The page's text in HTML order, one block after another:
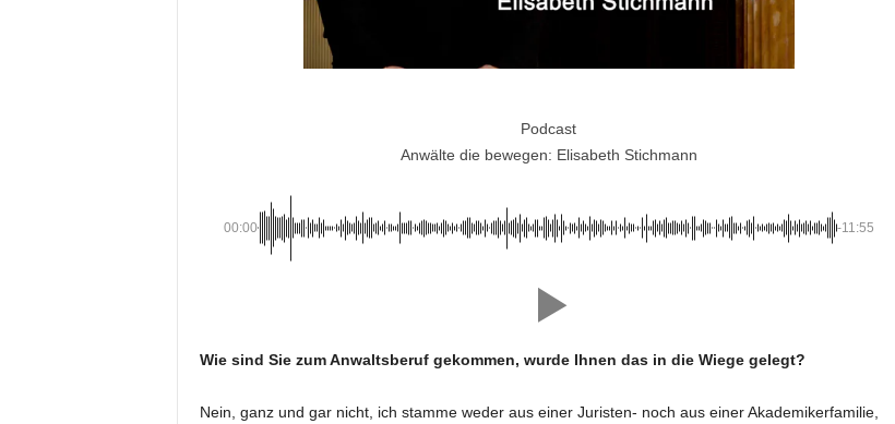
Podcast
Anwälte die bewegen: Elisabeth Stichmann
00:00 -11:55
Wie sind Sie zum Anwaltsberuf gekommen, wurde Ihnen das in die Wiege gelegt?
Nein, ganz und gar nicht, ich stamme weder aus einer Juristen- noch aus einer Akademikerfamilie,